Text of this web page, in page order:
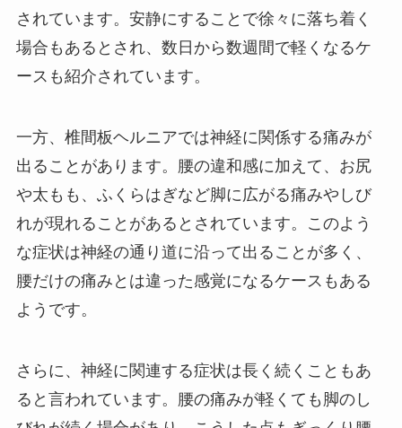
されています。安静にすることで徐々に落ち着く
場合もあるとされ、数日から数週間で軽くなるケ
ースも紹介されています。
一方、椎間板ヘルニアでは神経に関係する痛みが
出ることがあります。腰の違和感に加えて、お尻
や太もも、ふくらはぎなど脚に広がる痛みやしび
れが現れることがあるとされています。このよう
な症状は神経の通り道に沿って出ることが多く、
腰だけの痛みとは違った感覚になるケースもある
ようです。
さらに、神経に関連する症状は長く続くこともあ
ると言われています。腰の痛みが軽くても脚のし